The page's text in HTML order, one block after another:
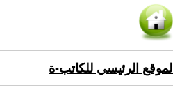
الموقع الرئيسي للكاتب-ة